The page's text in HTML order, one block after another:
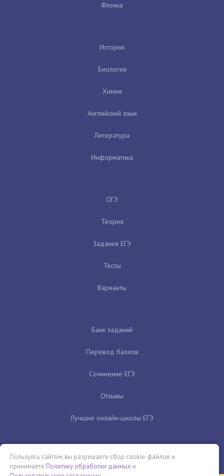
Физика
История
Биология
Химия
Английский язык
Литература
Информатика
ОГЭ
Теория
Задания ЕГЭ
Тесты
Варианты
Банк заданий
Перевод баллов
Сочинение ЕГЭ
Отзывы
Лучшие онлайн-школы ЕГЭ
Пользуясь сайтом, вы разрешаете сбор cookie-файлов и
принимаете Политику обработки данных и